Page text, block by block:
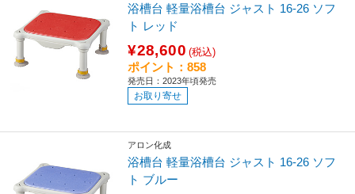
浴槽台 軽量浴槽台 ジャスト 16-26 ソフ
ト レッド
¥28,600 (税込)
ポイント：858
発売日：2023年頃発売
お取り寄せ
アロン化成
浴槽台 軽量浴槽台 ジャスト 16-26 ソフ
ト ブルー